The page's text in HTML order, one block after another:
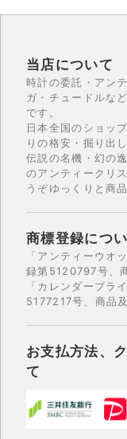
当店について
時計の委託・アン
ガ・チュードルな
です。
日本全国のショッ
りの格安・掘り出
伝説の名機・幻の
のアンティークリ
うぞゆっくりと商
商標登録につ
「アンティーウオ
録第5120797号、
「カレンダープラ
5177217号、商品
お支払方法、
て